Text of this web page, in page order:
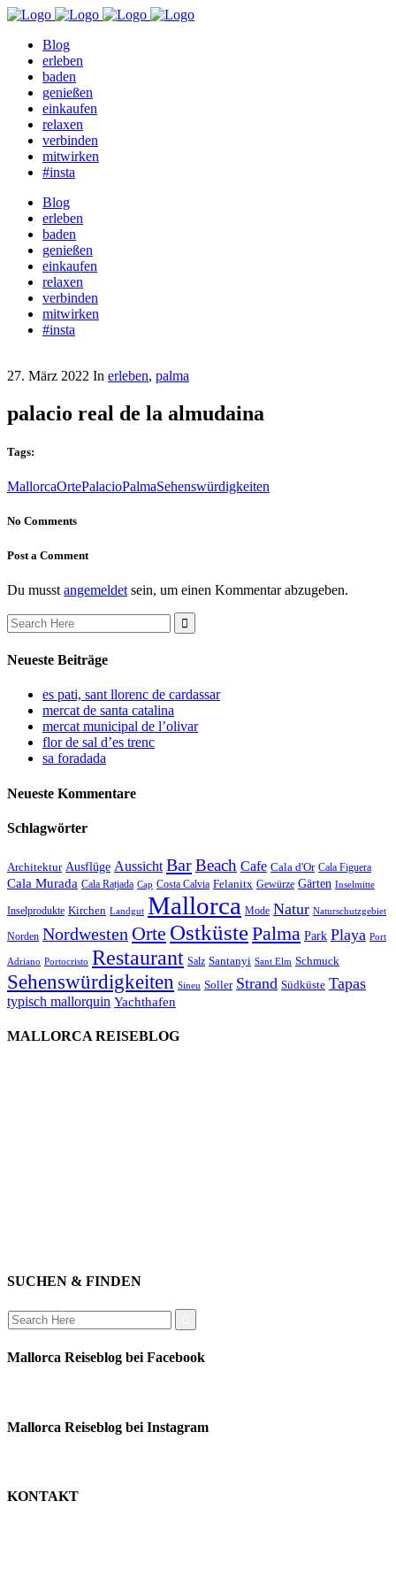
Blog
erleben
baden
genießen
einkaufen
relaxen
verbinden
mitwirken
#insta
Blog
erleben
baden
genießen
einkaufen
relaxen
verbinden
mitwirken
#insta
27. März 2022 In erleben, palma
palacio real de la almudaina
Tags:
MallorcaOrtePalacioPalmaSehenswürdigkeiten
No Comments
Post a Comment
Du musst angemeldet sein, um einen Kommentar abzugeben.
Search
for:
Neueste Beiträge
es pati, sant llorenc de cardassar
mercat de santa catalina
mercat municipal de l’olivar
flor de sal d’es trenc
sa foradada
Neueste Kommentare
Schlagwörter
Architektur Ausflüge Aussicht BarBeach Cafe Cala d'Or Cala Figuera
Cala Murada Cala Ratjada Cap Costa Calvia Felanitx Gewürze Gärten Inselmitte
Inselprodukte Kirchen Landgut Mallorca Mode Natur Naturschutzgebiet
Norden Nordwesten Orte OstküstePalma Park Playa Port
Adriano Portocristo Restaurant Salz Santanyi Sant Elm Schmuck
Sehenswürdigkeiten Sineu Soller Strand Südküste Tapas
typisch mallorquin Yachthafen
MALLORCA REISEBLOG
SUCHEN & FINDEN
Search
for:
Mallorca Reiseblog bei Facebook
Mallorca Reiseblog bei Instagram
KONTAKT